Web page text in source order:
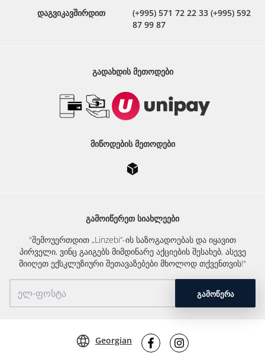
დაგვიკავშირდით
(+995) 571 72 22 33 (+995) 592
87 99 87
ᲒᲐᲓᲐᲮᲓᲘᲡ ᲛᲔᲗᲝᲓᲔᲑᲘ
ᲛᲘᲬᲝᲓᲔᲑᲘᲡ ᲛᲔᲗᲝᲓᲔᲑᲘ
ᲒᲐᲛᲝᲘᲬᲔᲠᲔᲗ ᲡᲘᲐᲮᲚᲔᲔᲑᲘ
"შემოუერთდით „Linzebi“-ის საზოგადოებას და იყავით
პირველი, ვინც გაიგებს მიმდინარე აქციების შესახებ, ასევე
მიიღეთ ექსკლუზიური შეთავაზებები მხოლოდ თქვენთვის!"
ᲒᲐᲛᲝᲬᲔᲠᲐ
Georgian